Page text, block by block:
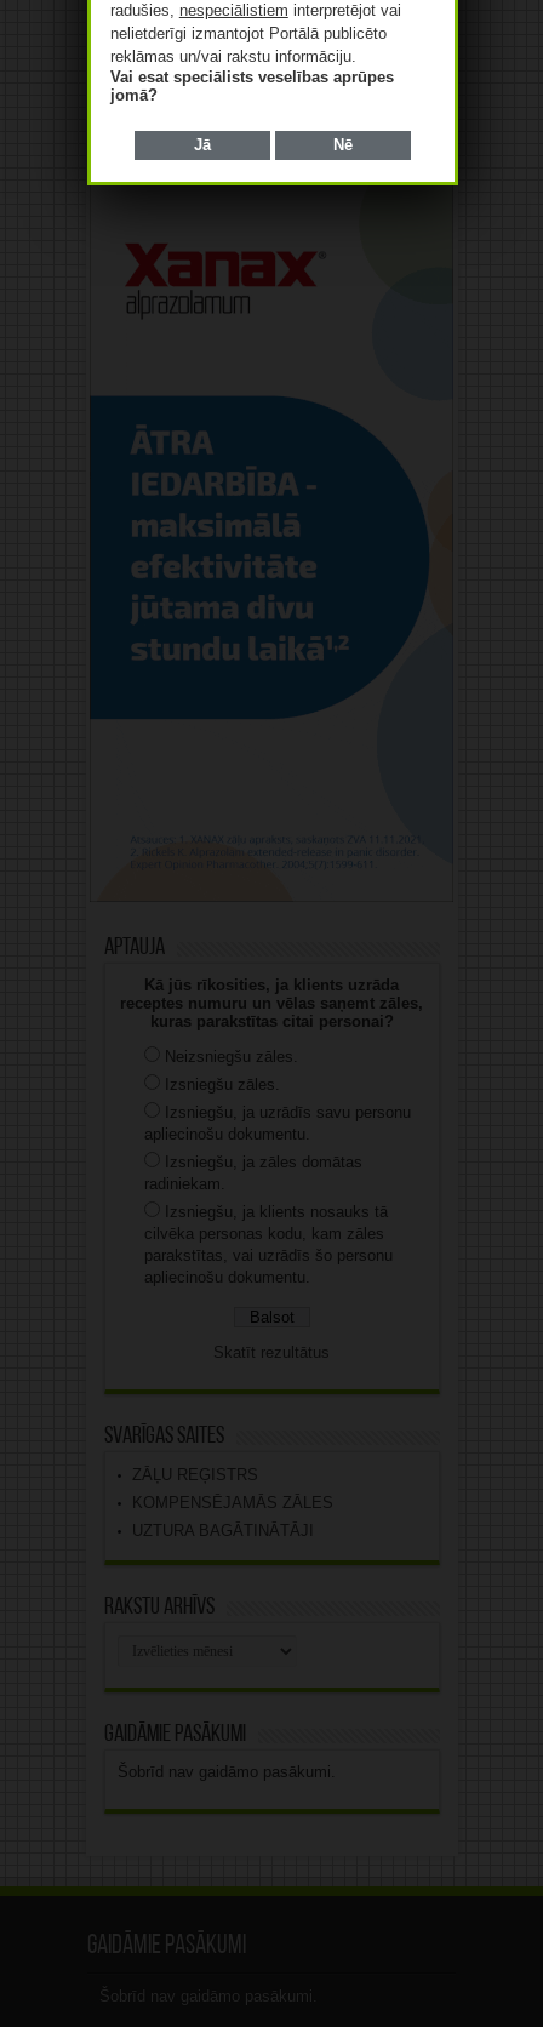
Reklāma
Aptauja
Kā jūs rīkosities, ja klients uzrāda
receptes numuru un vēlas saņemt zāles,
kuras parakstītas citai personai?
Neizsniegšu zāles.
Izsniegšu zāles.
Izsniegšu, ja uzrādīs savu personu
apliecinošu dokumentu.
Izsniegšu, ja zāles domātas
radiniekam.
Izsniegšu, ja klients nosauks tā
cilvēka personas kodu, kam zāles
parakstītas, vai uzrādīs šo personu
apliecinošu dokumentu.
Skatīt rezultātus
Svarīgas saites
ZĀĻU REĢISTRS
KOMPENSĒJAMĀS ZĀLES
UZTURA BAGĀTINĀTĀJI
Rakstu arhīvs
Gaidāmie pasākumi
Šobrīd nav gaidāmo pasākumi.
Gaidāmie pasākumi
Šobrīd nav gaidāmo pasākumi.
radušies, nespeciālistiem interpretējot vai
nelietderīgi izmantojot Portālā publicēto
reklāmas un/vai rakstu informāciju.
Vai esat speciālists veselības aprūpes
jomā?
Jā Nē